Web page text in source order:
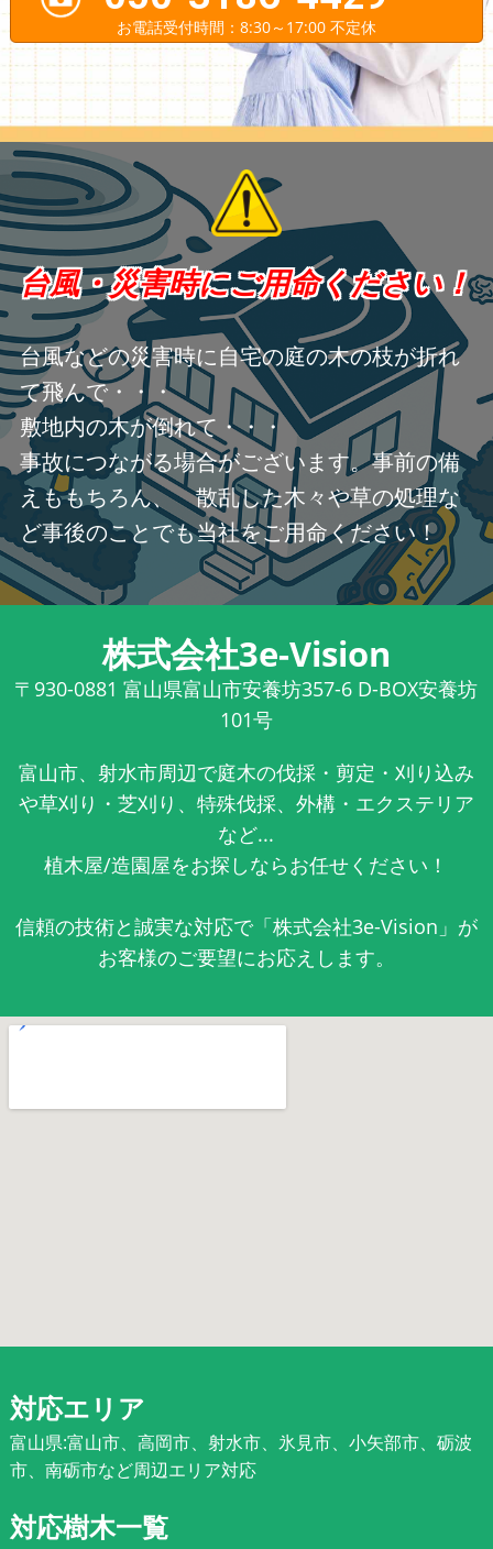
お電話受付時間：8:30～17:00 不定休
台風・災害時にご用命ください！
台風などの災害時に自宅の庭の木の枝が折れ
て飛んで・・・
敷地内の木が倒れて・・・
事故につながる場合がございます。事前の備
えももちろん、 散乱した木々や草の処理な
ど事後のことでも当社をご用命ください！
株式会社3e-Vision
〒930-0881 富山県富山市安養坊357-6 D-BOX安養坊
101号
富山市、射水市周辺で庭木の伐採・剪定・刈り込み
や草刈り・芝刈り、特殊伐採、外構・エクステリア
など...
植木屋/造園屋をお探しならお任せください！
信頼の技術と誠実な対応で「株式会社3e-Vision」が
お客様のご要望にお応えします。
対応エリア
富山県:富山市、高岡市、射水市、氷見市、小矢部市、砺波
市、南砺市など周辺エリア対応
対応樹木一覧